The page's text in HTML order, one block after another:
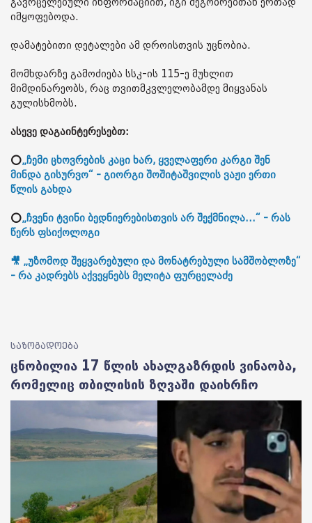
გავრცელებული ინფორმაციით, იგი მეგობრებთან ერთად
იმყოფებოდა.
დამატებითი დეტალები ამ დროისთვის უცნობია.
მომხდარზე გამოძიება სსკ-ის 115-ე მუხლით
მიმდინარეობს, რაც თვითმკვლელობამდე მიყვანას
გულისხმობს.
ასევე დაგაინტერესებთ:
⭕„ჩემი ცხოვრების კაცი ხარ, ყველაფერი კარგი შენ
მინდა გისურვო“ - გიორგი შოშიტაშვილის ვაჟი ერთი
წლის გახდა
⭕„ჩვენი ტვინი ბედნიერებისთვის არ შექმნილა...“ - რას
წერს ფსიქოლოგი
🎥 „უზომოდ შეყვარებული და მონატრებული სამშობლოზე“
- რა კადრებს აქვეყნებს მელიტა ფურცელაძე
საზოგადოება
ცნობილია 17 წლის ახალგაზრდის ვინაობა,
რომელიც თბილისის ზღვაში დაიხრჩო